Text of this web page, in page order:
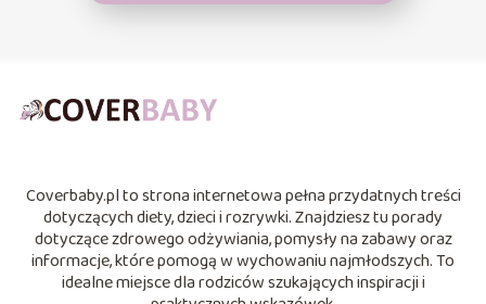
Coverbaby.pl to strona internetowa pełna przydatnych treści
dotyczących diety, dzieci i rozrywki. Znajdziesz tu porady
dotyczące zdrowego odżywiania, pomysły na zabawy oraz
informacje, które pomogą w wychowaniu najmłodszych. To
idealne miejsce dla rodziców szukających inspiracji i